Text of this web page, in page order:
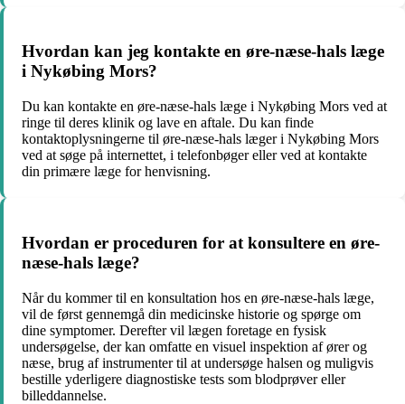
Hvordan kan jeg kontakte en øre-næse-hals læge
i Nykøbing Mors?
Du kan kontakte en øre-næse-hals læge i Nykøbing Mors ved at
ringe til deres klinik og lave en aftale. Du kan finde
kontaktoplysningerne til øre-næse-hals læger i Nykøbing Mors
ved at søge på internettet, i telefonbøger eller ved at kontakte
din primære læge for henvisning.
Hvordan er proceduren for at konsultere en øre-
næse-hals læge?
Når du kommer til en konsultation hos en øre-næse-hals læge,
vil de først gennemgå din medicinske historie og spørge om
dine symptomer. Derefter vil lægen foretage en fysisk
undersøgelse, der kan omfatte en visuel inspektion af ører og
næse, brug af instrumenter til at undersøge halsen og muligvis
bestille yderligere diagnostiske tests som blodprøver eller
billeddannelse.